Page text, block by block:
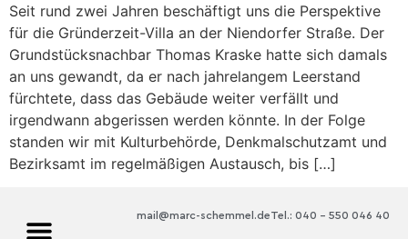
Seit rund zwei Jahren beschäftigt uns die Perspektive
für die Gründerzeit-Villa an der Niendorfer Straße. Der
Grundstücksnachbar Thomas Kraske hatte sich damals
an uns gewandt, da er nach jahrelangem Leerstand
fürchtete, dass das Gebäude weiter verfällt und
irgendwann abgerissen werden könnte. In der Folge
standen wir mit Kulturbehörde, Denkmalschutzamt und
Bezirksamt im regelmäßigen Austausch, bis […]
Tel.: 040 – 550 046 40
mail@marc-schemmel.de